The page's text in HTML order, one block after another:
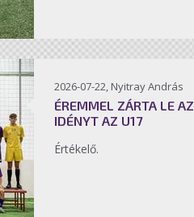
2026-07-22, Nyitray András
ÉREMMEL ZÁRTA LE AZ
IDÉNYT AZ U17
Értékelő.